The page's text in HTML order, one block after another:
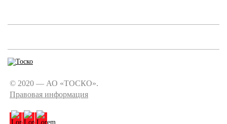
© 2020 — АО «ТОСКО».
Правовая информация